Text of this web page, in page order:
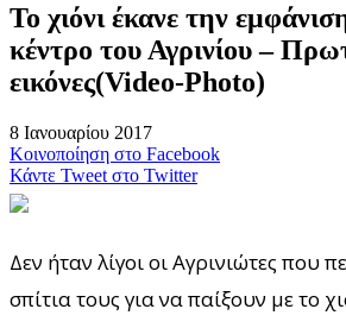
Το χιόνι έκανε την
κέντρο του Αγρινίου –
εικόνες(Video-Photo)
8 Ιανουαρίου 2017
Κοινοποίηση στο Facebook
Κάντε Tweet στο Twitter
Δεν ήταν λίγοι οι Αγρινιώτες που
σπίτια τους για να παίξουν με το